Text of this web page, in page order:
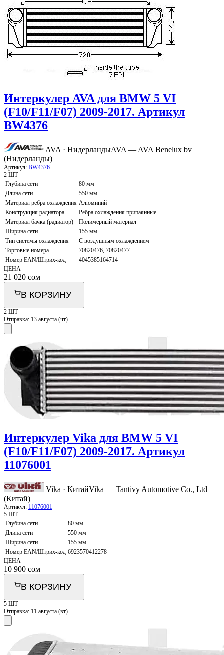
Интеркулер AVA для BMW 5 VI
(F10/F11/F07) 2009-2017. Артикул
BW4376
AVA · НидерландыAVA — AVA Benelux bv
(Нидерланды)
Артикул: BW4376
2 ШТ
Глубина сети
80 мм
Длина сети
550 мм
Материал ребра охлаждения Алюминий
Конструкция радиатора
Ребра охлаждения припаянные
Материал бачка (радиатор)
Полимерный материал
Ширина сети
155 мм
Тип системы охлаждения
С воздушным охлаждением
Торговые номера
70820476, 70820477
Номер EAN/Штрих-код
4045385164714
ЦЕНА
21 020 сом
В КОРЗИНУ
2 ШТ
Отправка: 13 августа (чт)
Интеркулер Vika для BMW 5 VI
(F10/F11/F07) 2009-2017. Артикул
11076001
Vika · КитайVika — Tantivy Automotive Co., Ltd
(Китай)
Артикул: 11076001
5 ШТ
Глубина сети
80 мм
Длина сети
550 мм
Ширина сети
155 мм
Номер EAN/Штрих-код 6923570412278
ЦЕНА
10 900 сом
В КОРЗИНУ
5 ШТ
Отправка: 11 августа (вт)